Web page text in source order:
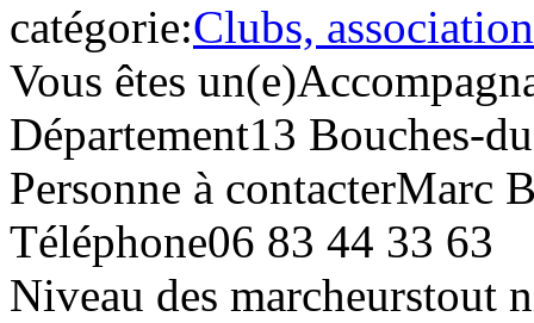
catégorie:Clubs,
Vous êtes un(e)
Département13 Bouches-
Personne à contacterMarc
Téléphone06 83 44 33 63
Niveau des marcheurstout